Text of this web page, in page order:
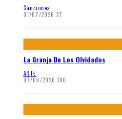
Canciones
01/07/2026 27
La Granja De Los Olvidados
ARTE
07/06/2026 190